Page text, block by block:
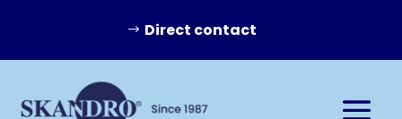
Direct contact